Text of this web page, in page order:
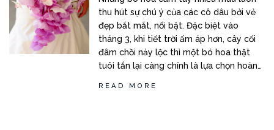
thu hút sự chú ý của các cô dâu bởi vẻ
đẹp bắt mắt, nổi bật. Đặc biệt vào
tháng 3, khi tiết trời ấm áp hơn, cây cối
đâm chồi nảy lộc thì một bó hoa thật
tuôi tắn lại càng chính là lựa chọn hoàn…
READ MORE